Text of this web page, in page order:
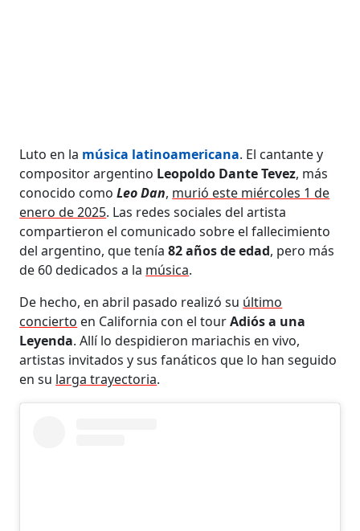
Luto en la música latinoamericana. El cantante y
compositor argentino Leopoldo Dante Tevez, más
conocido comoLeo Dan, murió este miércoles 1 de
enero de 2025. Las redes sociales del artista
compartieron el comunicado sobre el fallecimiento
del argentino, que tenía82 años de edad, pero más
de 60 dedicados a la música.
De hecho, en abril pasado realizó su último
concierto en California con el tourAdiós a una
Leyenda. Allí lo despidieron mariachis en vivo,
artistas invitados y sus fanáticos que lo han seguido
en su larga trayectoria.